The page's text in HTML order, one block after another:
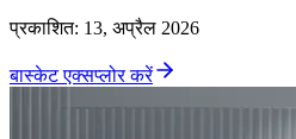
प्रकाशित: 13, अप्रैल 2026
बास्केट एक्सप्लोर करें